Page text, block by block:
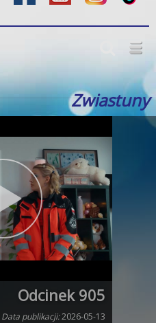
Zwiastuny
Odcinek 905
Data publikacji:2026-05-13